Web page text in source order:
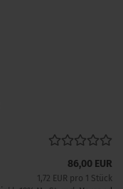
86,00 EUR
1,72 EUR pro 1 Stück